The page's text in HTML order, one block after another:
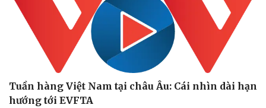
Tuần hàng Việt Nam tại châu Âu: Cái nhìn dài hạn
hướng tới EVFTA